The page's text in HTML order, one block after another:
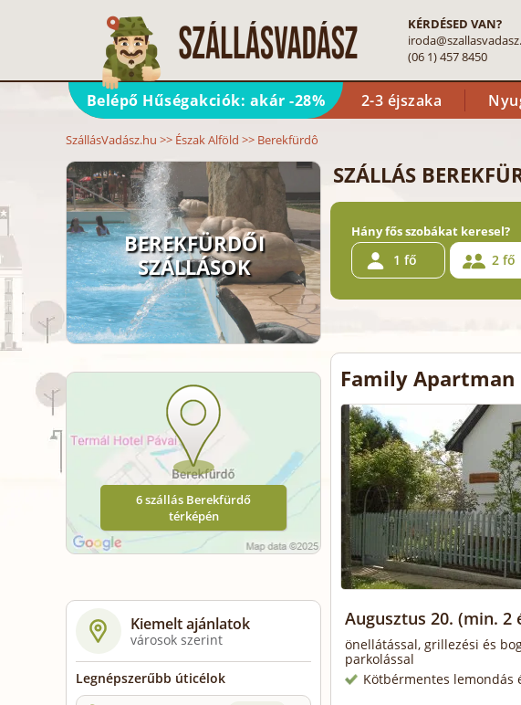
KÉRDÉSED VAN?
(06 1) 457 8450
Belépő Hűségakciók: akár -28% 2-3 éjszaka
SzállásVadász.hu >> Észak Alföld >> Berekfürdô
BEREKFÜRDŐI
SZÁLLÁSOK
6 szállás Berekfürdő
térképén
Kiemelt ajánlatok
városok szerint
Legnépszerűbb úticélok
SZÁLLÁS
Hány fős szobákat keresel?
1 fő 2 fő
Family
Augusztus 20. (min. 2
önellátással, grillezési és
parkolással
Kötbérmentes lemondás